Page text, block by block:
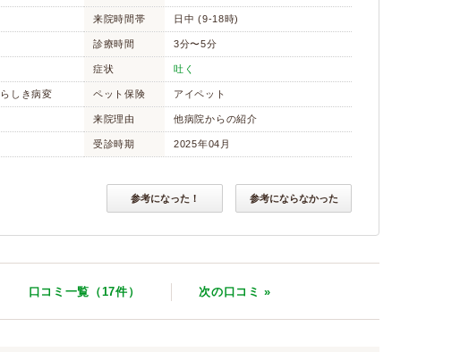
来院時間帯 日中 (9-18時)
診療時間 3分〜5分
症状 吐く
しき病変 ペット保険 アイペット
来院理由 他病院からの紹介
受診時期 2025年04月
参考になった！ 参考にならなかった
口コミ一覧（17件） 次の口コミ »